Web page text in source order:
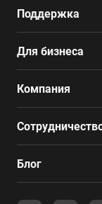
Поддержка
Для бизнеса
Компания
Блог